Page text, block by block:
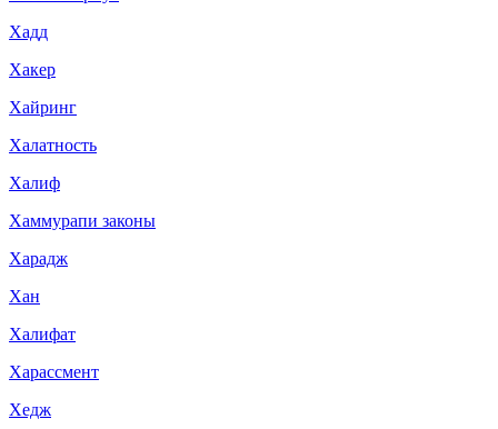
Хадд
Хакер
Хайринг
Халатность
Халиф
Хаммурапи законы
Харадж
Хан
Халифат
Харассмент
Хедж